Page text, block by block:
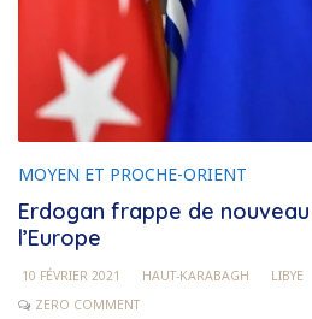
MOYEN ET PROCHE-ORIENT
Erdogan frappe de
l’Europe
10 FÉVRIER 2021 HAUT-KARABAGH LIBYE
ZERO COMMENT